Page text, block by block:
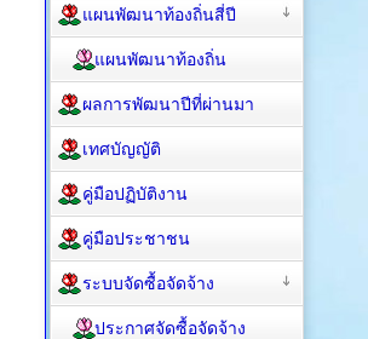
แผนพัฒนาท้องถิ่นสี่ปี
แผนพัฒนาท้องถิ่น
ผลการพัฒนาปีที่ผ่านมา
เทศบัญญัติ
คู่มือปฏิบัติงาน
คู่มือประชาชน
ระบบจัดซื้อจัดจ้าง
ประกาศจัดซื้อจัดจ้าง